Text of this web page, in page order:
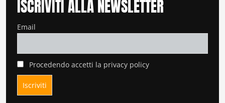
ISCRIVITI ALLA NEWSLETTER
Email
Procedendo accetti la privacy policy